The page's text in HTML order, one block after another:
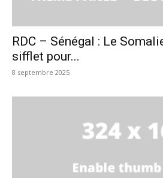
RDC – Sénégal : Le
sifflet pour...
8 septembre 2025